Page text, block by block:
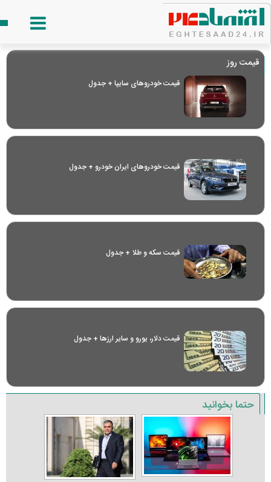
قیمت روز
قیمت خودرو‌های سایپا + جدول
قیمت خودرو‌های ایران خودرو + جدول
قیمت سکه و طلا + جدول
قیمت دلار، یورو و سایر ارز‌ها + جدول
حتما بخوانید